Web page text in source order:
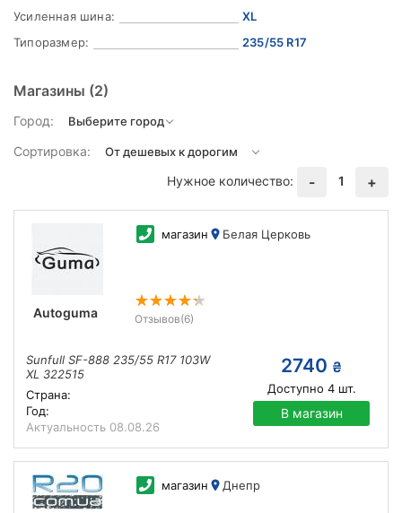
Усиленная шина:
XL
Типоразмер:
235/55 R17
Магазины (2)
Город:
Сортировка:
Нужное количество:
- 1 +
Autoguma
магазин Белая Церковь
Отзывов(6)
Sunfull SF-888 235/55 R17 103W
XL 322515
Страна:
Год:
Актуальность 08.08.26
2740 ₴
Доступно 4шт.
В магазин
магазин Днепр